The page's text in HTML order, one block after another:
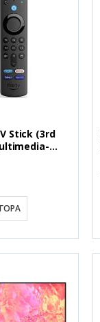
Stick (3rd